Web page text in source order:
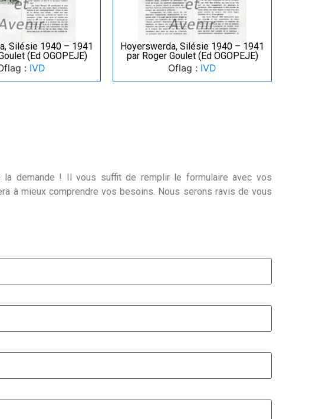
Silésie 1940 – 1941
(Ed OGOPEJE)
: IVD
Hoyerswerda, Silésie 1940 – 1941
par Roger Goulet (Ed OGOPEJE)
Oflag : IVD
la demande ! Il vous suffit de remplir le formulaire avec vos
à mieux comprendre vos besoins. Nous serons ravis de vous